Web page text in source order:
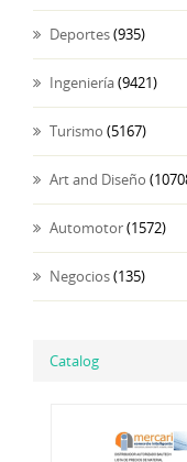
Deportes(935)
Ingeniería(9421)
Turismo (5167)
Art and Diseño
Automotor(1572)
Negocios(135)
Catalog